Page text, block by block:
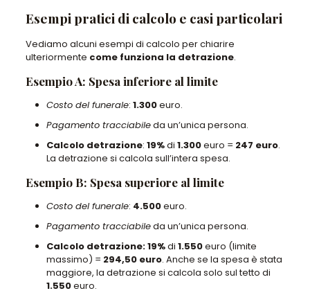
Esempi pratici di calcolo e casi particolari
Vediamo alcuni esempi di calcolo per chiarire
ulteriormente come funziona la detrazione.
Esempio A: Spesa inferiore al limite
Costo del funerale: 1.300euro.
Pagamento tracciabileda un’unica persona.
Calcolo detrazione: 19%di 1.300euro = 247 euro.
La detrazione si calcola sull’intera spesa.
Esempio B: Spesa superiore al limite
Costo del funerale: 4.500euro.
Pagamento tracciabileda un’unica persona.
Calcolo detrazione:19%di 1.550euro (limite
massimo) = 294,50 euro. Anche se la spesa è stata
maggiore, la detrazione si calcola solo sul tetto di
1.550euro.